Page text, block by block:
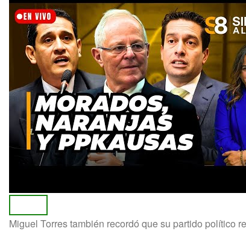
Miguel Torres también recordó que su partido político